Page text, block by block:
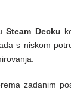
Steam Decku
s niskom
zadanim